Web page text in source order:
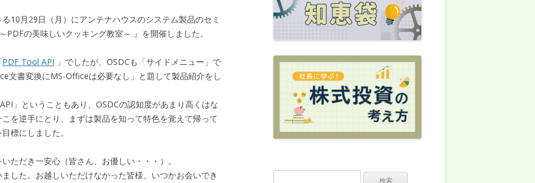
10月29日（月）にアンテナハウスのシステム製品のセミ
の美味しいクッキング教室～ 』を開催しました。
PDF Tool API 」でしたが、OSDCも「サイドメニュー」で
文書変換にMS-Officeは必要なし」と題して製品紹介をし
」ということもあり、OSDCの認知度があまり高くはな
を逆手にとり、まずは製品を知って特色を覚えて帰って
標にしました。
ただき一安心（皆さん、お優しい・・・）。
した。お越しいただけなかった皆様、いつかお会いでき